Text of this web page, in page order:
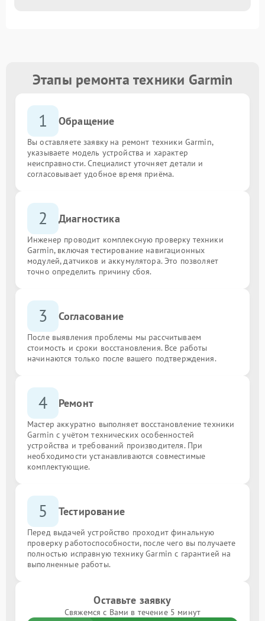
Этапы ремонта техники Garmin
1 Обращение
Вы оставляете заявку на ремонт техники Garmin,
указываете модель устройства и характер
неисправности. Специалист уточняет детали и
согласовывает удобное время приёма.
2 Диагностика
Инженер проводит комплексную проверку техники
Garmin, включая тестирование навигационных
модулей, датчиков и аккумулятора. Это позволяет
точно определить причину сбоя.
3 Согласование
После выявления проблемы мы рассчитываем
стоимость и сроки восстановления. Все работы
начинаются только после вашего подтверждения.
4 Ремонт
Мастер аккуратно выполняет восстановление техники
Garmin с учётом технических особенностей
устройства и требований производителя. При
необходимости устанавливаются совместимые
комплектующие.
5 Тестирование
Перед выдачей устройство проходит финальную
проверку работоспособности, после чего вы получаете
полностью исправную технику Garmin с гарантией на
выполненные работы.
Оставьте заявку
Свяжемся с Вами в течение 5 минут